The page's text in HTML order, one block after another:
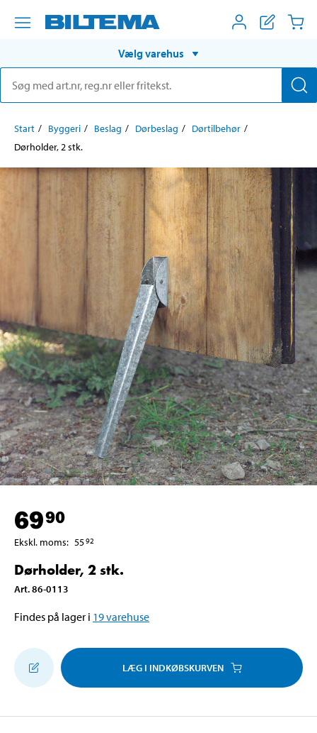
Vælg varehus
Start Byggeri Beslag Dørbeslag
Dørtilbehør
Dørholder, 2 stk.
6990
Ekskl. moms: 5592
Dørholder, 2 stk.
Art.86-0113
Findes på lager i 19varehuse
LÆG I INDKØBSKURVEN